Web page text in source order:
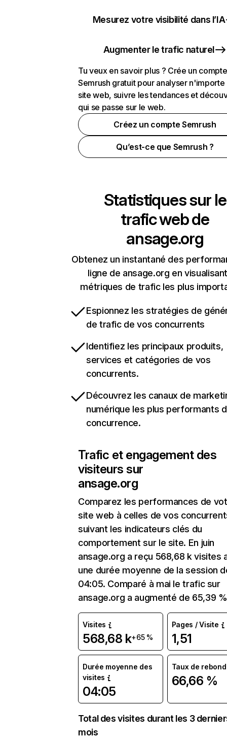
Mesurez votre visibilité dans l’IA
Augmenter le trafic naturel
Tu veux en savoir plus ? Crée un compte
Semrush gratuit pour analyser n'importe
site web, suivre les tendances et
qui se passe sur le web.
Créez un compte Semrush
Qu’est-ce que Semrush ?
Statistiques sur le
trafic web de
ansage.org
Obtenez un instantané des
ligne de ansage.org en
métriques de trafic les plus
Espionnez les stratégies de
de trafic de vos concurrents
Identifiez les principaux produits,
services et catégories de vos
concurrents.
Découvrez les canaux de
numérique les plus performants
concurrence.
Trafic et engagement des
visiteurs sur
ansage.org
Comparez les performances de
site web à celles de vos
suivant les indicateurs clés du
comportement sur le site. En juin
ansage.org a reçu 568,68 k visites
une durée moyenne de la session
04:05. Comparé à mai le trafic sur
ansage.org a augmenté de 65,39
Visites
568,68 k+65 %
Pages / Visite
1,51
Durée moyenne des
visites
04:05
Taux de rebond
66,66 %
Total des visites durant les 3
mois